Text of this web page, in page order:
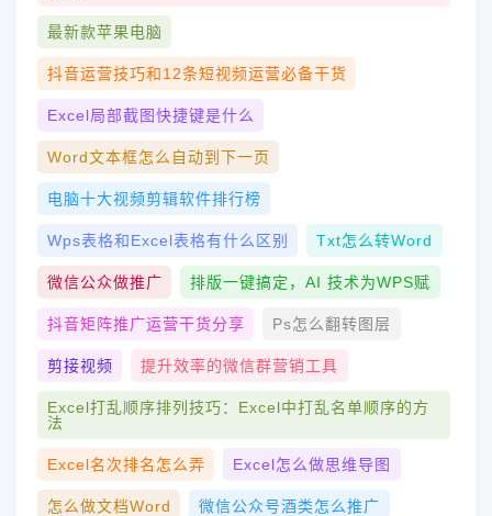
最新款苹果电脑
抖音运营技巧和12条短视频运营必备干货
Excel局部截图快捷键是什么
Word文本框怎么自动到下一页
电脑十大视频剪辑软件排行榜
Wps表格和excel表格有什么区别 Txt怎么转word
微信公众做推广 排版一键搞定，AI 技术为WPS赋
抖音矩阵推广运营干货分享 Ps怎么翻转图层
剪接视频 提升效率的微信群营销工具
Excel打乱顺序排列技巧：excel中打乱名单顺序的方
法
Excel名次排名怎么弄 Excel怎么做思维导图
怎么做文档word 微信公众号酒类怎么推广